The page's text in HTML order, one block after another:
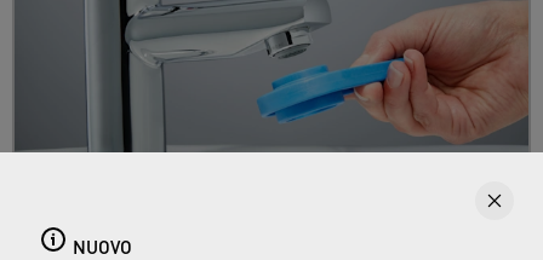
NUOVO
Sostituzione di un aeratore per rubinetti